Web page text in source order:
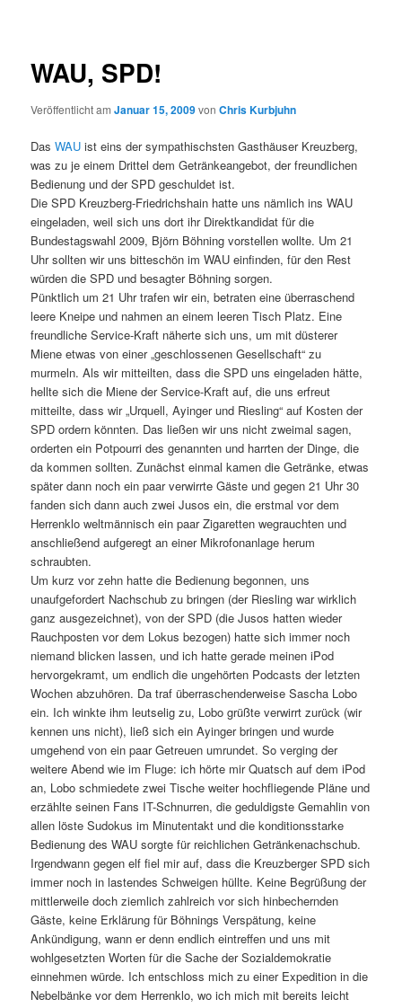
WAU, SPD!
Veröffentlicht amJanuar 15, 2009vonChris Kurbjuhn
DasWAU ist eins der sympathischsten Gasthäuser Kreuzberg,
was zu je einem Drittel dem Getränkeangebot, der freundlichen
Bedienung und derSPD geschuldet ist.
DieSPD Kreuzberg-Friedrichshain hatte uns nämlich insWAU
eingeladen, weil sich uns dort ihr Direktkandidat für die
Bundestagswahl 2009, Björn Böhning vorstellen wollte. Um 21
Uhr sollten wir uns bitteschön imWAU einfinden, für den Rest
würden dieSPD und besagter Böhning sorgen.
Pünktlich um 21 Uhr trafen wir ein, betraten eine überraschend
leere Kneipe und nahmen an einem leeren Tisch Platz. Eine
freundliche Service-Kraft näherte sich uns, um mit düsterer
Miene etwas von einer „geschlossenen Gesellschaft“ zu
murmeln. Als wir mitteilten, dass dieSPD uns eingeladen hätte,
hellte sich die Miene der Service-Kraft auf, die uns erfreut
mitteilte, dass wir „Urquell, Ayinger und Riesling“ auf Kosten der
SPD ordern könnten. Das ließen wir uns nicht zweimal sagen,
orderten ein Potpourri des genannten und harrten der Dinge, die
da kommen sollten. Zunächst einmal kamen die Getränke, etwas
später dann noch ein paar verwirrte Gäste und gegen 21 Uhr 30
fanden sich dann auch zwei Jusos ein, die erstmal vor dem
Herrenklo weltmännisch ein paar Zigaretten wegrauchten und
anschließend aufgeregt an einer Mikrofonanlage herum
schraubten.
Um kurz vor zehn hatte die Bedienung begonnen, uns
unaufgefordert Nachschub zu bringen (der Riesling war wirklich
ganz ausgezeichnet), von derSPD (die Jusos hatten wieder
Rauchposten vor dem Lokus bezogen) hatte sich immer noch
niemand blicken lassen, und ich hatte gerade meinen iPod
hervorgekramt, um endlich die ungehörten Podcasts der letzten
Wochen abzuhören. Da traf überraschenderweise Sascha Lobo
ein. Ich winkte ihm leutselig zu, Lobo grüßte verwirrt zurück (wir
kennen uns nicht), ließ sich ein Ayinger bringen und wurde
umgehend von ein paar Getreuen umrundet. So verging der
weitere Abend wie im Fluge: ich hörte mir Quatsch auf dem iPod
an, Lobo schmiedete zwei Tische weiter hochfliegende Pläne und
erzählte seinen Fans IT-Schnurren, die geduldigste Gemahlin von
allen löste Sudokus im Minutentakt und die konditionsstarke
Bedienung desWAU sorgte für reichlichen Getränkenachschub.
Irgendwann gegen elf fiel mir auf, dass die KreuzbergerSPD sich
immer noch in lastendes Schweigen hüllte. Keine Begrüßung der
mittlerweile doch ziemlich zahlreich vor sich hinbechernden
Gäste, keine Erklärung für Böhnings Verspätung, keine
Ankündigung, wann er denn endlich eintreffen und uns mit
wohlgesetzten Worten für die Sache der Sozialdemokratie
einnehmen würde. Ich entschloss mich zu einer Expedition in die
Nebelbänke vor dem Herrenklo, wo ich mich mit bereits leicht